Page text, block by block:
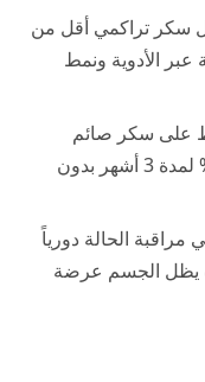
سكر تراكمي أقل من
عبر الأدوية ونمط
على سكر صائم
طبيعي وسكر تراكمي أقل من 6.5% لمدة 3 أشهر بدون
مراقبة الحالة دورياً
يظل الجسم عرضة